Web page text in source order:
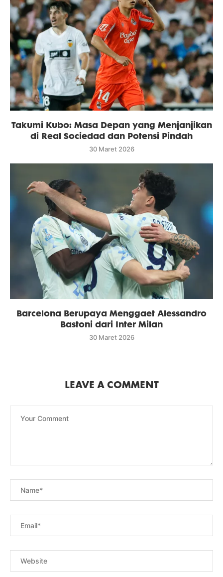
Takumi Kubo: Masa Depan yang Menjanjikan
di Real Sociedad dan Potensi Pindah
30 Maret 2026
Barcelona Berupaya Menggaet Alessandro
Bastoni dari Inter Milan
30 Maret 2026
LEAVE A COMMENT